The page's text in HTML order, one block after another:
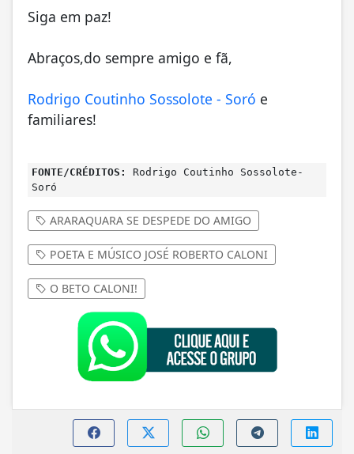
Siga em paz!
Abraços,do sempre amigo e fã,
Rodrigo Coutinho Sossolote - Soró e
familiares!
FONTE/CRÉDITOS:
Rodrigo Coutinho Sossolote-
Soró
ARARAQUARA SE DESPEDE DO AMIGO
POETA E MÚSICO JOSÉ ROBERTO CALONI
O BETO CALONI!